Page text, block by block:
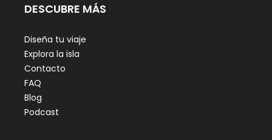
DESCUBRE MÁS
Diseña tu viaje
Explora la isla
Contacto
FAQ
Blog
Podcast